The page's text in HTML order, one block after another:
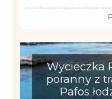
Wycieczka
poranny z
Pafos